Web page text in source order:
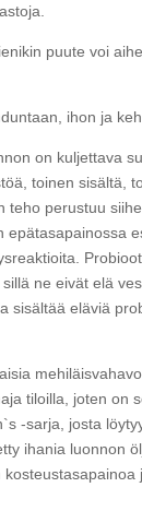
puute voi
ihon ja
on kuljettava
toinen sisältä,
perustuu
ne eivät elä
eläviä
tiloilla, joten on
-sarja, josta
ihania luonnon